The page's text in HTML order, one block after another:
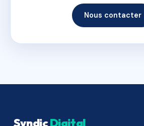
Nous contacter
SyndicDigital